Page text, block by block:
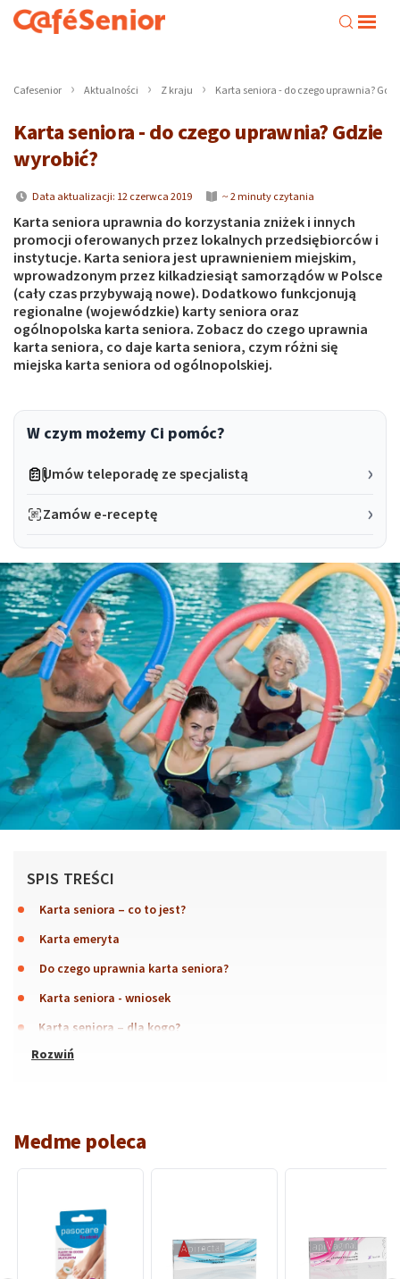
Cafesenior Aktualności Z kraju Karta seniora - do czego uprawnia?
Karta seniora - do czego uprawnia? Gdzie
wyrobić?
Data aktualizacji: 12 czerwca 2019 ~ 2 minuty czytania
Karta seniora uprawnia do korzystania zniżek i innych
promocji oferowanych przez lokalnych przedsiębiorców i
instytucje. Karta seniora jest uprawnieniem miejskim,
wprowadzonym przez kilkadziesiąt samorządów w Polsce
(cały czas przybywają nowe). Dodatkowo funkcjonują
regionalne (wojewódzkie) karty seniora oraz
ogólnopolska karta seniora. Zobacz do czego uprawnia
karta seniora, co daje karta seniora, czym różni się
miejska karta seniora od ogólnopolskiej.
W czym możemy Ci pomóc?
Umów teleporadę ze specjalistą
Zamów e-receptę
SPIS TREŚCI
Karta seniora – co to jest?
Karta emeryta
Do czego uprawnia karta seniora?
Karta seniora - wniosek
Karta seniora – dla kogo?
Medme poleca